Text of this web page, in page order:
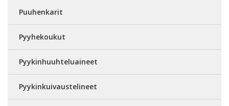
Puuhenkarit
Pyyhekoukut
Pyykinhuuhteluaineet
Pyykinkuivaustelineet